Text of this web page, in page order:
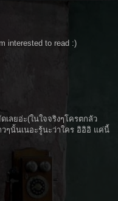
interested to read :)
เลยอ่ะ(ในใจจริงๆโครตกลัว
ๆนั้นเนอะรู้นะว่าใคร อิอิอิ แค่นี้